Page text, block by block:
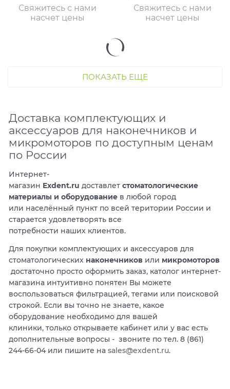
Свяжитесь с нами
насчет цены
Свяжитесь с нами
насчет цены
ПОКАЗАТЬ ЕЩЕ
Доставка комплектующих и
аксессуаров для наконечников и
микромоторов по доступным ценам
по России
Интернет-
магазин Exdent.ru доставлетстоматологические
материалы и оборудование в любой город
или населённый пункт по всей територии России и
старается удовлетворять все
потребности наших клиентов.
Для покупки комплектующих и аксессуаров для
стоматологических наконечников или микромоторов
достаточно просто оформить заказ, католог интернет-
магазина интуитивно понятен Вы можете
воспользоваться фильтрацией, тегами или поисковой
строкой. Если вы точно не знаете, какое
оборудование необходимо для вашей
клиники, только открываете кабинет или у вас есть
дополнительные вопросы - звоните по тел. 8 (861)
244-66-04 или пишите наsales@exdent.ru.